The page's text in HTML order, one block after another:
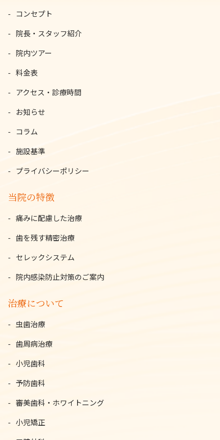
コンセプト
院長・スタッフ紹介
院内ツアー
料金表
アクセス・診療時間
お知らせ
コラム
施設基準
プライバシーポリシー
当院の特徴
痛みに配慮した治療
歯を残す精密治療
セレックシステム
院内感染防止対策のご案内
治療について
虫歯治療
歯周病治療
小児歯科
予防歯科
審美歯科・ホワイトニング
小児矯正